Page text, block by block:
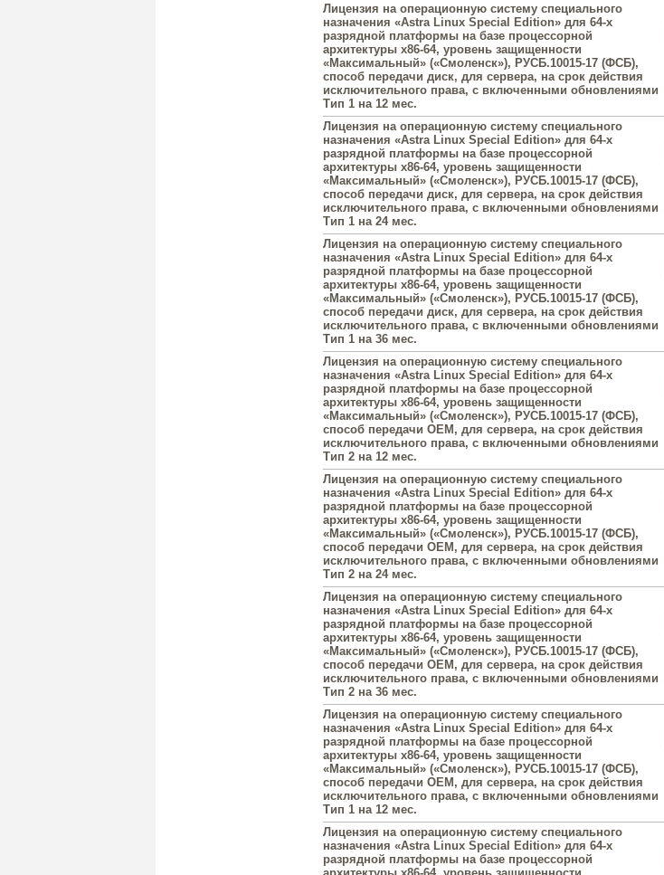
Лицензия на операционную систему специального
назначения «Astra Linux Special Edition» для 64-х
разрядной платформы на базе процессорной
архитектуры х86-64, уровень защищенности
«Максимальный» («Смоленск»), РУСБ.10015-17 (ФСБ),
способ передачи диск, для сервера, на срок действия
исключительного права, с включенными обновлениями
Тип 1 на 12 мес.
Лицензия на операционную систему специального
назначения «Astra Linux Special Edition» для 64-х
разрядной платформы на базе процессорной
архитектуры х86-64, уровень защищенности
«Максимальный» («Смоленск»), РУСБ.10015-17 (ФСБ),
способ передачи диск, для сервера, на срок действия
исключительного права, с включенными обновлениями
Тип 1 на 24 мес.
Лицензия на операционную систему специального
назначения «Astra Linux Special Edition» для 64-х
разрядной платформы на базе процессорной
архитектуры х86-64, уровень защищенности
«Максимальный» («Смоленск»), РУСБ.10015-17 (ФСБ),
способ передачи диск, для сервера, на срок действия
исключительного права, с включенными обновлениями
Тип 1 на 36 мес.
Лицензия на операционную систему специального
назначения «Astra Linux Special Edition» для 64-х
разрядной платформы на базе процессорной
архитектуры х86-64, уровень защищенности
«Максимальный» («Смоленск»), РУСБ.10015-17 (ФСБ),
способ передачи OEM, для сервера, на срок действия
исключительного права, с включенными обновлениями
Тип 2 на 12 мес.
Лицензия на операционную систему специального
назначения «Astra Linux Special Edition» для 64-х
разрядной платформы на базе процессорной
архитектуры х86-64, уровень защищенности
«Максимальный» («Смоленск»), РУСБ.10015-17 (ФСБ),
способ передачи OEM, для сервера, на срок действия
исключительного права, с включенными обновлениями
Тип 2 на 24 мес.
Лицензия на операционную систему специального
назначения «Astra Linux Special Edition» для 64-х
разрядной платформы на базе процессорной
архитектуры х86-64, уровень защищенности
«Максимальный» («Смоленск»), РУСБ.10015-17 (ФСБ),
способ передачи OEM, для сервера, на срок действия
исключительного права, с включенными обновлениями
Тип 2 на 36 мес.
Лицензия на операционную систему специального
назначения «Astra Linux Special Edition» для 64-х
разрядной платформы на базе процессорной
архитектуры х86-64, уровень защищенности
«Максимальный» («Смоленск»), РУСБ.10015-17 (ФСБ),
способ передачи OEM, для сервера, на срок действия
исключительного права, с включенными обновлениями
Тип 1 на 12 мес.
Лицензия на операционную систему специального
назначения «Astra Linux Special Edition» для 64-х
разрядной платформы на базе процессорной